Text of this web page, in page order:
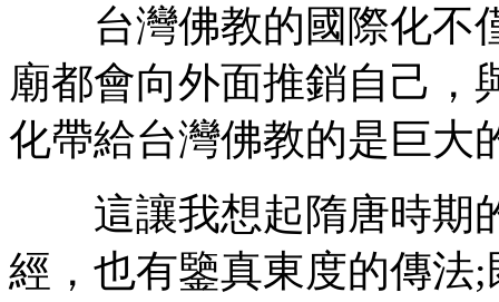
台灣佛教的國際化不
廟都會向外面推銷自己，
化帶給台灣佛教的是巨大
這讓我想起隋唐時期
經，也有鑒真東度的傳法